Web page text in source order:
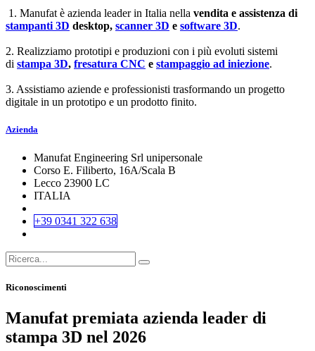
1. Manufat è azienda leader in Italia nella vendita e assistenza di
stampanti 3D desktop, scanner 3D e software 3D.
2. Realizziamo prototipi e produzioni con i più evoluti sistemi
di stampa 3D, fresatura CNC e stampaggio ad iniezione.
3. Assistiamo aziende e professionisti trasformando un progetto
digitale in un prototipo e un prodotto finito.
Azienda
Manufat Engineering Srl unipersonale
Corso E. Filiberto, 16A/Scala B
Lecco 23900 LC
ITALIA
+39 0341 322 638
Riconoscimenti
Manufat premiata azienda leader di
stampa 3D nel 2026